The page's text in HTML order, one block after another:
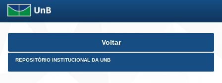
Skip
Voltar
REPOSITÓRIO INSTITUCIONAL DA UNB